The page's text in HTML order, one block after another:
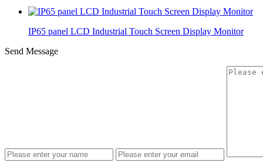
IP65 panel LCD Industrial Touch Screen Display Monitor
Send Message